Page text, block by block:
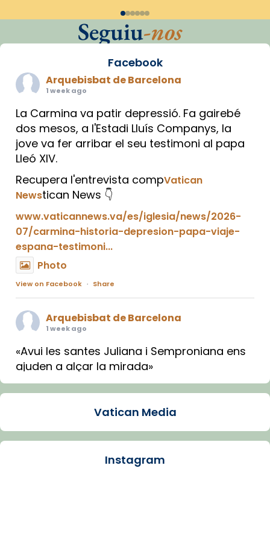
Seguiu-nos
Facebook
Arquebisbat de Barcelona
1 week ago
La Carmina va patir depressió. Fa gairebé
dos mesos, a l'Estadi Lluís Companys, la
jove va fer arribar el seu testimoni al papa
Lleó XIV.
Recupera l'entrevista compVatican
Newstican News 👇
www.vaticannews.va/es/iglesia/news/2026-
07/carmina-historia-depresion-papa-viaje-
espana-testimoni...
Photo
View on Facebook · Share
Arquebisbat de Barcelona
1 week ago
«Avui les santes Juliana i Semproniana ens
ajuden a alçar la mirada»
Mons. Sergi Gordo, bisbe de Tortosa, ha
Santes de Mataró.
🔗tinyurl.com/cvu5jmbk
Vatican Media
Instagram